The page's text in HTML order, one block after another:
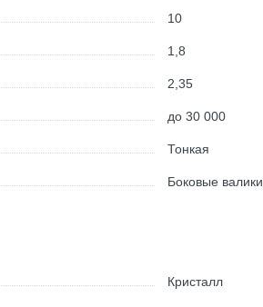
10
1,8
2,35
до 30 000
Тонкая
Боковые валики
Кристалл